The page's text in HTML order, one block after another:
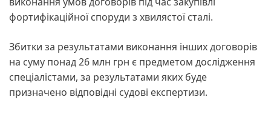
фортифікаційної споруди з хвилястої сталі.
Збитки за результатами виконання інших договорів
на суму понад 26 млн грн є предметом дослідження
спеціалістами, за результатами яких буде
призначено відповідні судові експертизи.